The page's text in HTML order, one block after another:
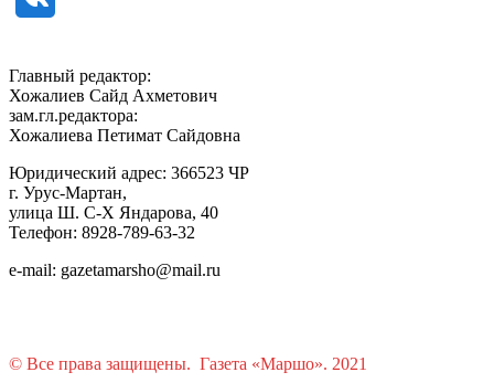
Главный редактор:
Хожалиев Сайд Ахметович
зам.гл.редактора:
Хожалиева Петимат Сайдовна
Юридический адрес: 366523 ЧР
г. Урус-Мартан,
улица Ш. С-Х Яндарова, 40
Телефон: 8928-789-63-32
e-mail: gazetamarsho@mail.ru
© Все права защищены. Газета «Маршо». 2021